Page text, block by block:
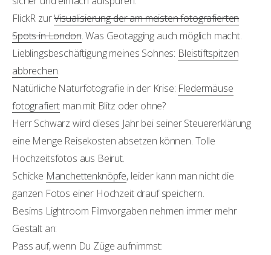
FlickR zurVisualisierung der am meisten fotografierten
Spots in London. Was Geotagging auch möglich macht.
Lieblingsbeschäftigung meines Sohnes: Bleistiftspitzen
abbrechen.
Natürliche Naturfotografie in der Krise: Fledermäuse
fotografiert man mit Blitz oder ohne?
Herr Schwarz wird dieses Jahr bei seiner Steuererklärung
eine Menge Reisekosten absetzen können. Tolle
Hochzeitsfotos aus Beirut.
Schicke Manchettenknöpfe, leider kann man nicht die
ganzen Fotos einer Hochzeit drauf speichern.
Besims Lightroom Filmvorgaben nehmen immer mehr
Gestalt an:
Pass auf, wenn Du Züge aufnimmst: